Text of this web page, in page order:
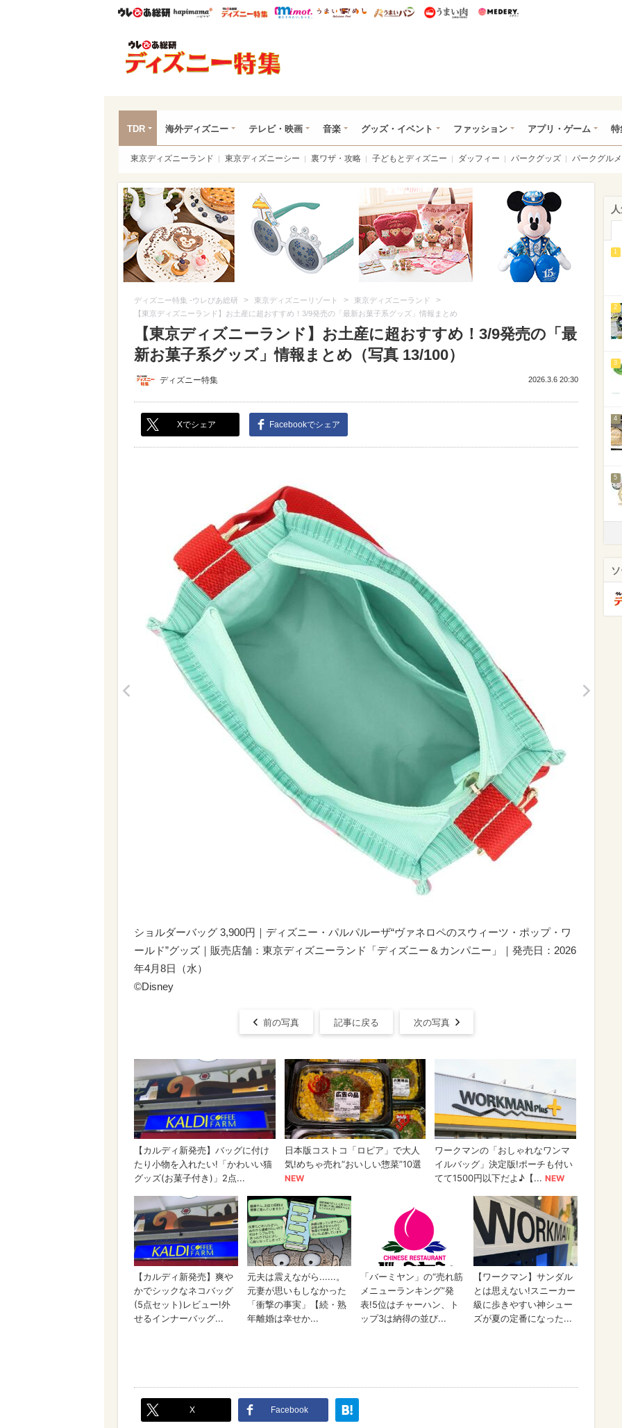
ウレぴあ総研ハピママ* ウレぴあ総研 ディズニー特集
mimot. うまいめし うまいパン うまい肉
TDR 海外ディズニー テレビ・映画 音楽 グッズ・イベント ファッション アプリ・ゲーム 特
東京ディズニーランド 東京ディズニーシー 裏ワザ・攻略 子どもとディズニー ダッフィー パークグッズ パークグルメ
ディズニー特集 -ウレぴあ総研 > 東京ディズニーリゾート > 東京ディズニーランド >
【東京ディズニーランド】お土産に超おすすめ！3/9発売の「最新お菓子系グッズ」情報まとめ
【東京ディズニーランド】お土産に超おすすめ！3/9発売の「最
新お菓子系グッズ」情報まとめ（写真 13/100）
ディズニー特集 2026.3.6 20:30
Xでシェア Facebookでシェア
ショルダーバッグ 3,900円｜ディズニー・パルパルーザ“ヴァネロペのスウィーツ・ポップ・ワ
ールド”グッズ｜販売店舗：東京ディズニーランド「ディズニー＆カンパニー」｜発売日：2026
年4月8日（水）
©Disney
前の写真 記事に戻る 次の写真
X Facebook
1
2
3
4
5